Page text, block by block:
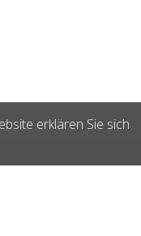
erklären Sie sich